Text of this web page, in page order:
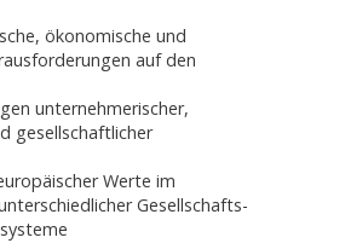
ökonomische und
auf den
unternehmerischer,
gesellschaftlicher
Werte im
Gesellschafts-